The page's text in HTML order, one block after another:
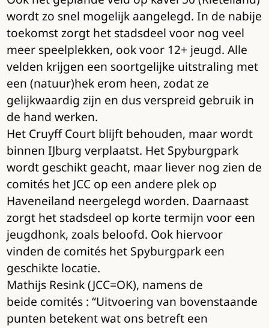
wordt zo snel mogelijk aangelegd. In de nabije
toekomst zorgt het stadsdeel voor nog veel
meer speelplekken, ook voor 12+ jeugd. Alle
velden krijgen een soortgelijke uitstraling met
een (natuur)hek erom heen, zodat ze
gelijkwaardig zijn en dus verspreid gebruik in
de hand werken.
Het Cruyff Court blijft behouden, maar wordt
binnen IJburg verplaatst. Het Spyburgpark
wordt geschikt geacht, maar liever nog zien de
comités het JCC op een andere plek op
Haveneiland neergelegd worden. Daarnaast
zorgt het stadsdeel op korte termijn voor een
jeugdhonk, zoals beloofd. Ook hiervoor
vinden de comités het Spyburgpark een
geschikte locatie.
Mathijs Resink (JCC=OK), namens de
beide comités : “Uitvoering van bovenstaande
punten betekent wat ons betreft een